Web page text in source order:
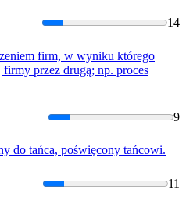
14
firm, w wyniku którego
firmy przez drugą; np. proces
9
do tańca, poświęcony tańcowi.
11